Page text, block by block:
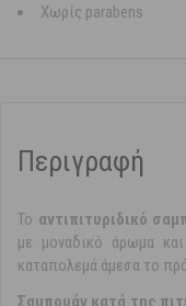
Χωρίς parabens
Περιγραφή
Το αντιπιτυριδικό
με μοναδικό άρωμα
καταπολεμά άμεσα το
Σαμπουάν κατά της